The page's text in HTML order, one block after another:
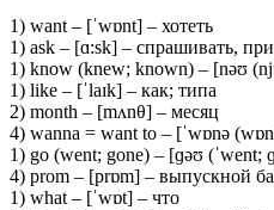
1) want – [ˈwɒnt] – хотеть
1) ask – [ɑ:sk] – спрашивать,
1) know (knew; known) – [nəʊ
1) like – [ˈlaɪk] – как; типа
2) month – [mʌnθ] – месяц
4) wanna = want to – [ˈwɒnə
1) go (went; gone) – [ɡəʊ (ˈwent;
4) prom – [prɒm] – выпускной
1) what – [ˈwɒt] – что